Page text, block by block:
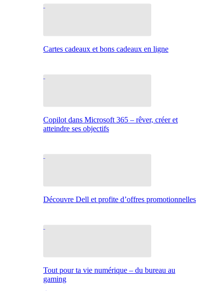
Cartes cadeaux et bons cadeaux en ligne
Copilot dans Microsoft 365 – rêver, créer et
atteindre ses objectifs
Découvre Dell et profite d’offres promotionnelles
Tout pour ta vie numérique – du bureau au
gaming